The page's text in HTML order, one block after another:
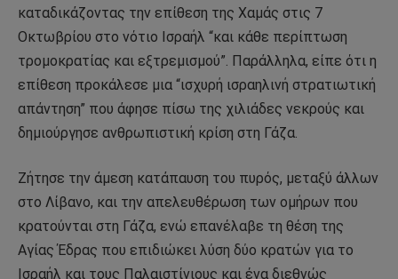
καταδικάζοντας την επίθεση της Χαμάς στις 7
Οκτωβρίου στο νότιο Ισραήλ “και κάθε περίπτωση
τρομοκρατίας και εξτρεμισμού”. Παράλληλα, είπε ότι η
επίθεση προκάλεσε μια “ισχυρή ισραηλινή στρατιωτική
απάντηση” που άφησε πίσω της χιλιάδες νεκρούς και
δημιούργησε ανθρωπιστική κρίση στη Γάζα.
Ζήτησε την άμεση κατάπαυση του πυρός, μεταξύ άλλων
στο Λίβανο, και την απελευθέρωση των ομήρων που
κρατούνται στη Γάζα, ενώ επανέλαβε τη θέση της
Αγίας Έδρας που επιδιώκει λύση δύο κρατών για το
Ισραήλ και τους Παλαιστίνιους και ένα διεθνώς